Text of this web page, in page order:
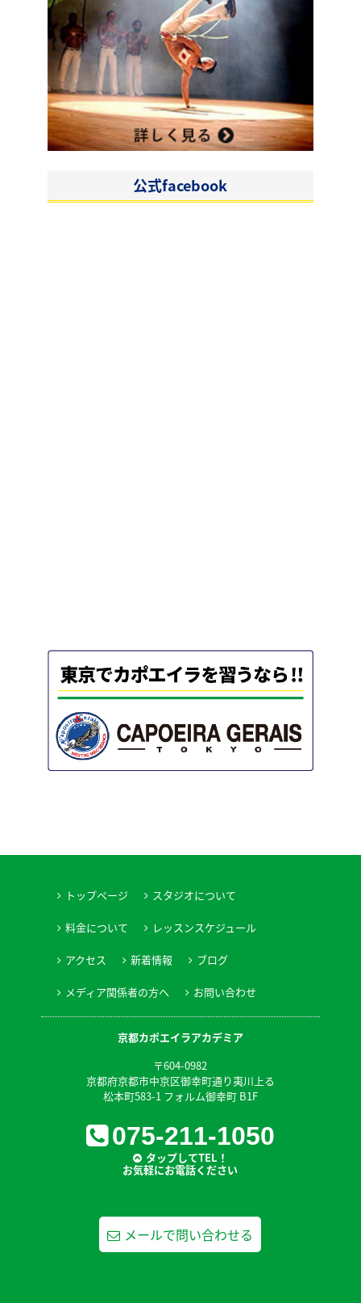
公式facebook
トップページ スタジオについて
料金について レッスンスケジュール
アクセス 新着情報 ブログ
メディア関係者の方へ お問い合わせ
京都カポエイラアカデミア
〒604-0982
京都府京都市中京区御幸町通り夷川上る
松本町583-1 フォルム御幸町 B1F
075-211-1050
タップしてTEL！
お気軽にお電話ください
メールで問い合わせる